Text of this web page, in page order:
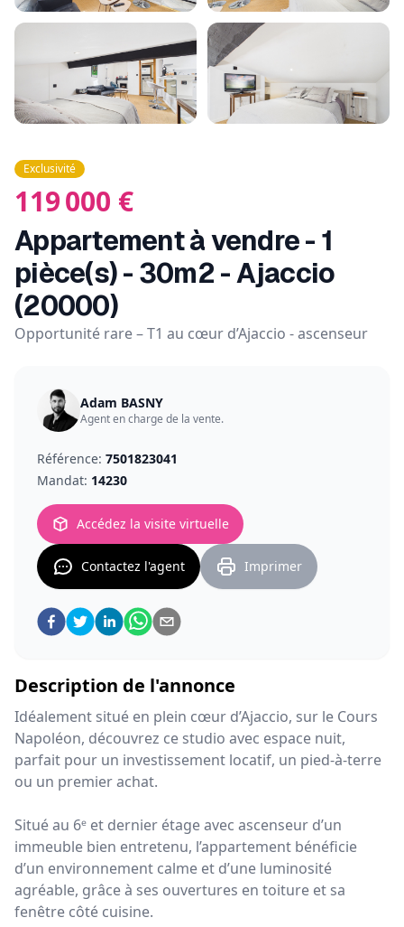
Exclusivité
119 000 €
Appartement à vendre - 1
pièce(s) - 30m2 - Ajaccio
(20000)
Opportunité rare – T1 au cœur d’Ajaccio - ascenseur
Adam BASNY
Agent en charge de la vente.
Référence: 7501823041
Mandat: 14230
Accédez la visite virtuelle
Contactez l'agent Imprimer
Description de l'annonce
Idéalement situé en plein cœur d’Ajaccio, sur le Cours
Napoléon, découvrez ce studio avec espace nuit,
parfait pour un investissement locatif, un pied-à-terre
ou un premier achat.
Situé au 6ᵉ et dernier étage avec ascenseur d’un
immeuble bien entretenu, l’appartement bénéficie
d’un environnement calme et d’une luminosité
agréable, grâce à ses ouvertures en toiture et sa
fenêtre côté cuisine.